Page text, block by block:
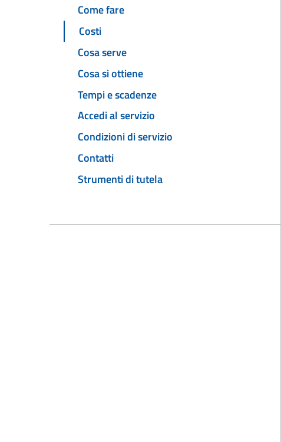
Come fare
Costi
Cosa serve
Cosa si ottiene
Tempi e scadenze
Accedi al servizio
Condizioni di servizio
Contatti
Strumenti di tutela